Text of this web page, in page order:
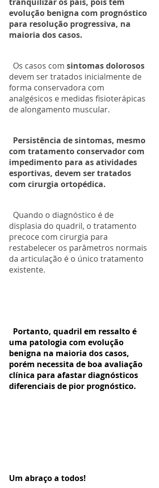
evolução benigna com prognóstico
para resolução progressiva, na
maioria dos casos.
  Os casos com
sintomas dolorosos
devem ser tratados inicialmente de
forma conservadora com
analgésicos e medidas fisioterápicas
de alongamento muscular.
com tratamento conservador com
impedimento para as atividades
esportivas, devem ser tratados
com cirurgia ortopédica.
displasia do quadril, o tratamento
precoce com cirurgia para
restabelecer os parâmetros normais
da articulação é o único tratamento
existente.
uma patologia com evolução
benigna na maioria dos casos,
porém necessita de boa avaliação
clínica para afastar diagnósticos
diferenciais de pior prognóstico.
Um abraço a todos!